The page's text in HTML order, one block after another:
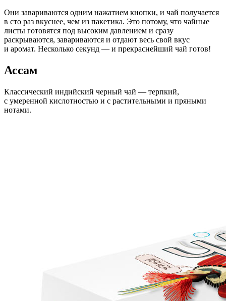
Они завариваются одним нажатием кнопки, и чай получается
в сто раз вкуснее, чем из пакетика. Это потому, что чайные
листы готовятся под высоким давлением и сразу
раскрываются, завариваются и отдают весь свой вкус
и аромат. Несколько секунд — и прекраснейший чай готов!
Ассам
Классический индийский черный чай — терпкий,
с умеренной кислотностью и с растительными и пряными
нотами.